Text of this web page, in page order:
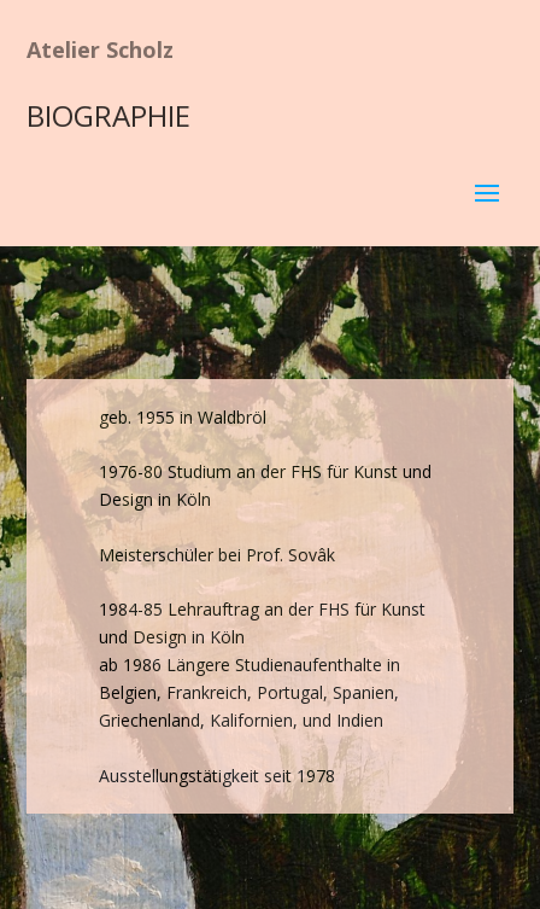
Atelier Scholz
BIOGRAPHIE
geb. 1955 in Waldbröl
1976-80 Studium an der FHS für Kunst und
Design in Köln
Meisterschüler bei Prof. Sovâk
1984-85 Lehrauftrag an der FHS für Kunst
und Design in Köln
ab 1986 Längere Studienaufenthalte in
Belgien, Frankreich, Portugal, Spanien,
Griechenland, Kalifornien, und Indien
Ausstellungstätigkeit seit 1978